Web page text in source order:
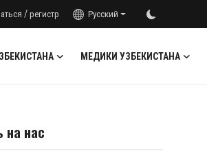
/ регистр Русский
МЕДИКИ УЗБЕКИСТАНА
на нас